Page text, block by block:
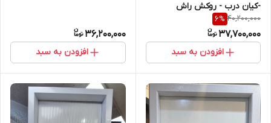
-کیان درب - روکش راش
40,200,000
6%
37,700,000
افزودن به سبد
36,200,000
افزودن به سبد